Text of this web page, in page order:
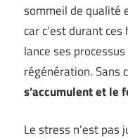
sommeil de qualité
car c’est durant
lance ses
régénération. Sans
s’accumulent et le
Le stress n’est